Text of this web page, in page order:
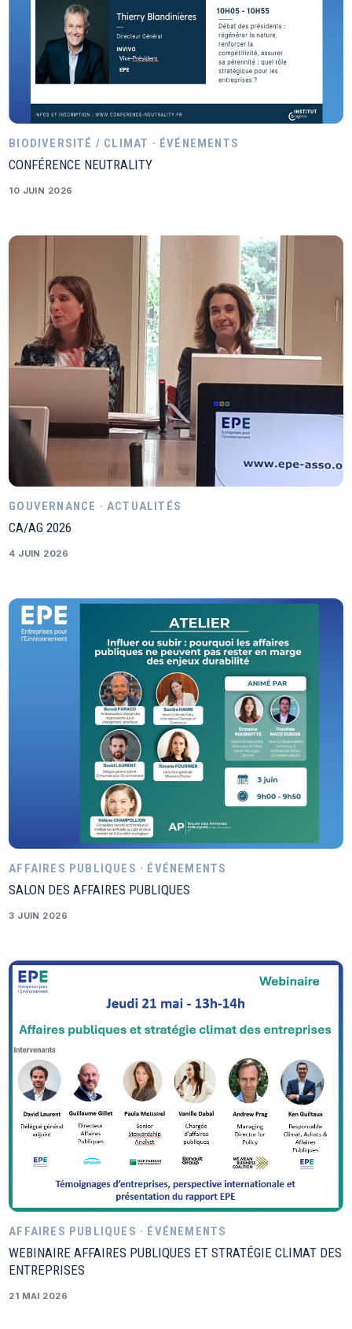
BIODIVERSITÉ / CLIMAT · ÉVÉNEMENTS
CONFÉRENCE NEUTRALITY
10 JUIN 2026
GOUVERNANCE · ACTUALITÉS
CA/AG 2026
4 JUIN 2026
AFFAIRES PUBLIQUES · ÉVÉNEMENTS
SALON DES AFFAIRES PUBLIQUES
3 JUIN 2026
AFFAIRES PUBLIQUES · ÉVÉNEMENTS
WEBINAIRE AFFAIRES PUBLIQUES ET STRATÉGIE CLIMAT DES
ENTREPRISES
21 MAI 2026